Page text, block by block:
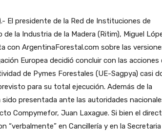
El presidente de la Red de Instituciones de
de la Industria de la Madera (Ritim), Miguel
con ArgentinaForestal.com sobre las
Europea decidió concluir con las acciones
de Pymes Forestales (UE-Sagpya) casi
para su total ejecución. Además de la
sido presentada ante las autoridades
Compymefor, Juan Laxague. Si bien el
“verbalmente” en Cancillería y en la